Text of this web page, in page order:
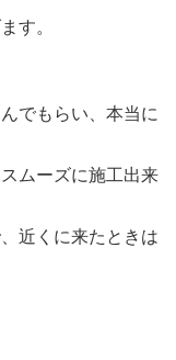
す。
でもらい、本当に
ムーズに施工出来
近くに来たときは